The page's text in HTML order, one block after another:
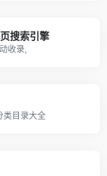
搜索引擎
收录,
类目录大全